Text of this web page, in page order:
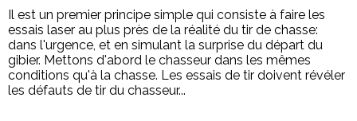
Il est un premier principe simple qui consiste à faire les
essais laser au plus près de la réalité du tir de chasse:
dans l'urgence, et en simulant la surprise du départ du
gibier. Mettons d'abord le chasseur dans les mêmes
conditions qu'à la chasse. Les essais de tir doivent révéler
les défauts de tir du chasseur...